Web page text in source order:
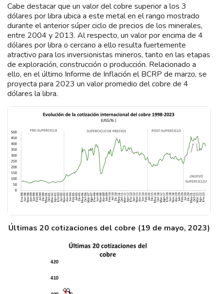
Cabe destacar que un valor del cobre superior a los 3
dólares por libra ubica a este metal en el rango mostrado
durante el anterior súper ciclo de precios de los minerales,
entre 2004 y 2013. Al respecto, un valor por encima de 4
dólares por libra o cercano a ello resulta fuertemente
atractivo para los inversionistas mineros, tanto en las etapas
de exploración, construcción o producción. Relacionado a
ello, en el último Informe de Inflación el BCRP de marzo, se
proyecta para 2023 un valor promedio del cobre de 4
dólares la libra.
Últimas 20 cotizaciones del cobre (19 de mayo, 2023)